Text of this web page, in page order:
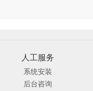
人工服务
系统安装
后台咨询